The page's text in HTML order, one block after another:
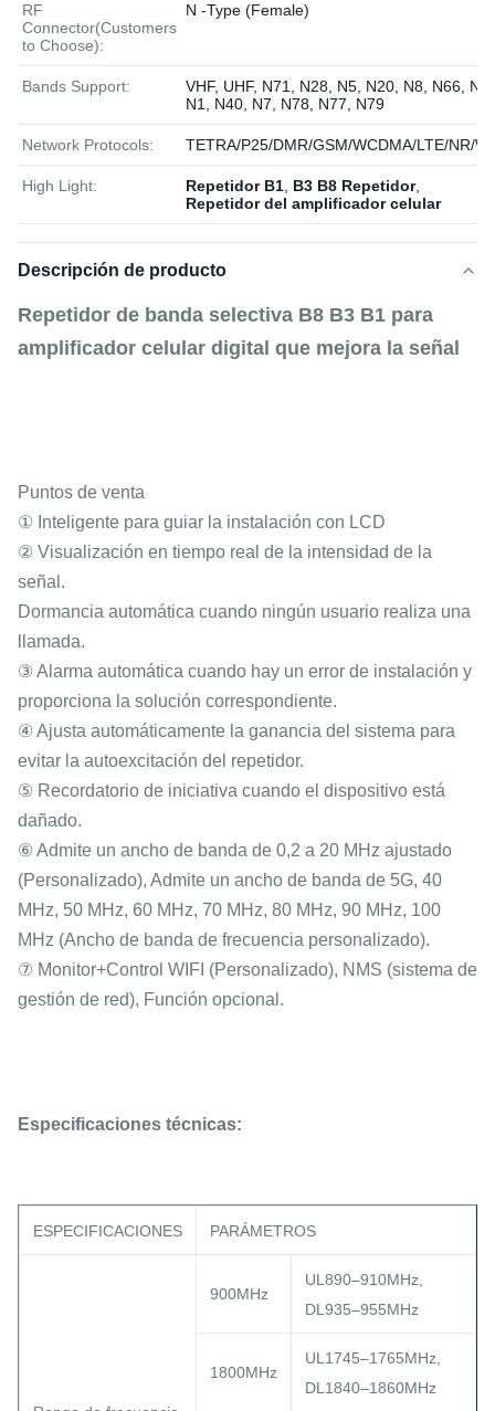
RF
Connector(Customers
to Choose):
N -Type (Female)
Bands Support:
VHF, UHF, N71, N28, N5, N20, N8, N66, N3,
N1, N40, N7, N78, N77, N79
Network Protocols: TETRA/P25/DMR/GSM/WCDMA/LTE/NR/
High Light: Repetidor B1 B3 B8 Repetidor,
Repetidor del amplificador celular
Descripción de producto
Repetidor de banda selectiva B8 B3 B1 para
amplificador celular digital que mejora la señal
Puntos de venta
① Inteligente para guiar la instalación con LCD
② Visualización en tiempo real de la intensidad de la
señal.
Dormancia automática cuando ningún usuario realiza una
llamada.
③ Alarma automática cuando hay un error de instalación y
proporciona la solución correspondiente.
④ Ajusta automáticamente la ganancia del sistema para
evitar la autoexcitación del repetidor.
⑤ Recordatorio de iniciativa cuando el dispositivo está
dañado.
⑥ Admite un ancho de banda de 0,2 a 20 MHz ajustado
(Personalizado), Admite un ancho de banda de 5G, 40
MHz, 50 MHz, 60 MHz, 70 MHz, 80 MHz, 90 MHz, 100
MHz (Ancho de banda de frecuencia personalizado).
⑦ Monitor+Control WIFI (Personalizado), NMS (sistema de
gestión de red), Función opcional.
Especificaciones técnicas:
ESPECIFICACIONES PARÁMETROS
900MHz
UL890–910MHz,
DL935–955MHz
1800MHz
UL1745–1765MHz,
DL1840–1860MHz